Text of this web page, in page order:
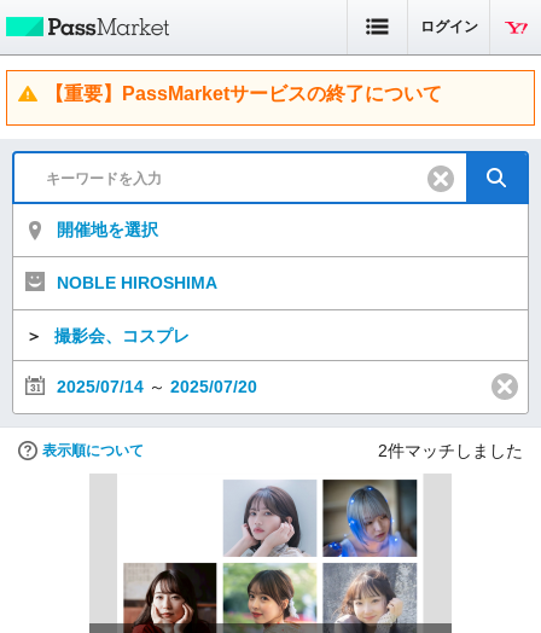
ログイン
【重要】PassMarketサービスの終了について
開催地を選択
NOBLE HIROSHIMA
＞ 撮影会、コスプレ
2025/07/14 ～ 2025/07/20
表示順について 2件マッチしました